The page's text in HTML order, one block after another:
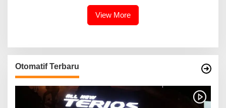
View More
Otomatif Terbaru